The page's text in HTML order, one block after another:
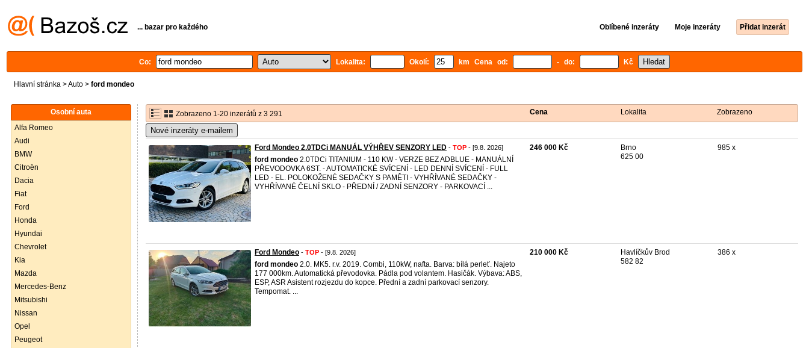
... bazar pro každého Oblíbené inzeráty Moje inzeráty Přidat inzerát
Co: Lokalita: Okolí: km Cena od: - do: Kč
Hlavní stránka >Auto > ford mondeo
Osobní auta
Alfa Romeo
Audi
BMW
Citroën
Dacia
Fiat
Ford
Honda
Hyundai
Chevrolet
Kia
Mazda
Mercedes-Benz
Mitsubishi
Nissan
Opel
Peugeot
Zobrazeno 1-20 inzerátů z 3 291 Cena Lokalita Zobrazeno
Nové inzeráty e-mailem
Ford Mondeo 2.0TDCi MANUÁL VÝHŘEV SENZORY LED - TOP - [9.8. 2026]
ford mondeo 2.0TDCi TITANIUM - 110 KW - VERZE BEZ ADBLUE - MANUÁLNÍ
PŘEVODOVKA 6ST. - AUTOMATICKÉ SVÍCENÍ - LED DENNÍ SVÍCENÍ - FULL
LED - EL. POLOKOŽENÉ SEDAČKY S PAMĚTI - VYHŘÍVANÉ SEDAČKY -
VYHŘÍVANÉ ČELNÍ SKLO - PŘEDNÍ / ZADNÍ SENZORY - PARKOVACÍ ...
246 000 Kč
Brno
625 00
985 x
Ford Mondeo - TOP - [9.8. 2026]
ford mondeo 2.0. MK5. r.v. 2019. Combi, 110kW, nafta. Barva: bílá perleť. Najeto
177 000km. Automatická převodovka. Pádla pod volantem. Hasičák. Výbava: ABS,
ESP, ASR Asistent rozjezdu do kopce. Přední a zadní parkovací senzory.
Tempomat. ...
210 000 Kč
Havlíčkův Brod
582 82
386 x